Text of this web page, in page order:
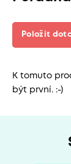
Položit
K tomuto
být první. :-)